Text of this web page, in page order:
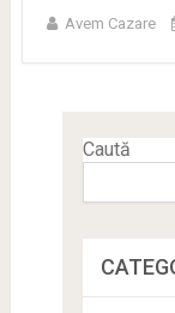
Avem Cazare
Caută